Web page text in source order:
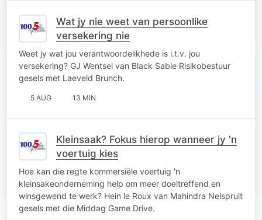
Wat jy nie weet van persoonlike
versekering nie
Weet jy wat jou verantwoordelikhede is i.t.v. jou
versekering? GJ Wentsel van Black Sable Risikobestuur
gesels met Laeveld Brunch.
5 AUG 13 MIN
Kleinsaak? Fokus hierop wanneer jy 'n
voertuig kies
Hoe kan die regte kommersiële voertuig 'n
kleinsakeonderneming help om meer doeltreffend en
winsgewend te werk? Hein le Roux van Mahindra Nelspruit
gesels met die Middag Game Drive.